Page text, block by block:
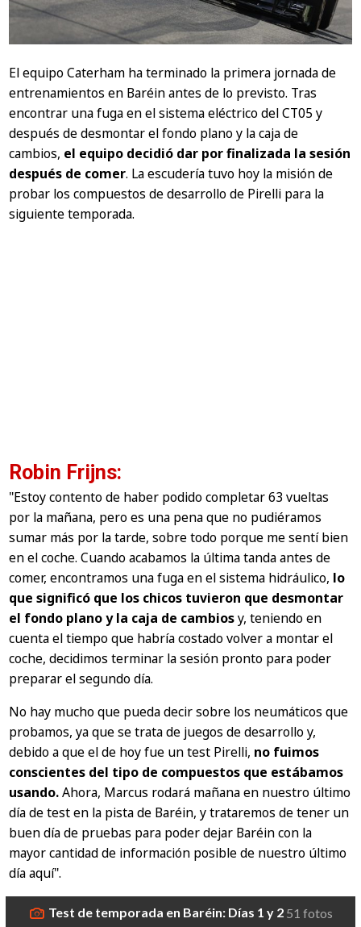
El equipo Caterham ha terminado la primera jornada de
entrenamientos en Baréin antes de lo previsto. Tras
encontrar una fuga en el sistema eléctrico del CT05 y
después de desmontar el fondo plano y la caja de
cambios, el equipo decidió dar por finalizada la sesión
después de comer. La escudería tuvo hoy la misión de
probar los compuestos de desarrollo de Pirelli para la
siguiente temporada.
Robin Frijns:
"Estoy contento de haber podido completar 63 vueltas
por la mañana, pero es una pena que no pudiéramos
sumar más por la tarde, sobre todo porque me sentí bien
en el coche. Cuando acabamos la última tanda antes de
comer, encontramos una fuga en el sistema hidráulico, lo
que significó que los chicos tuvieron que desmontar
el fondo plano y la caja de cambiosy, teniendo en
cuenta el tiempo que habría costado volver a montar el
coche, decidimos terminar la sesión pronto para poder
preparar el segundo día.
No hay mucho que pueda decir sobre los neumáticos que
probamos, ya que se trata de juegos de desarrollo y,
debido a que el de hoy fue un test Pirelli, no fuimos
conscientes del tipo de compuestos que estábamos
usando.Ahora, Marcus rodará mañana en nuestro último
día de test en la pista de Baréin, y trataremos de tener un
buen día de pruebas para poder dejar Baréin con la
mayor cantidad de información posible de nuestro último
día aquí".
Test de temporada en Baréin: Días 1 y 2 51 fotos